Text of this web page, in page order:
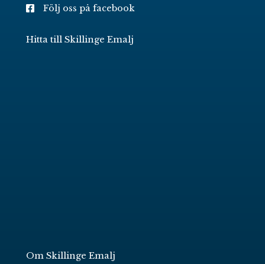
Följ oss på facebook
Hitta till Skillinge Emalj
Om Skillinge Emalj